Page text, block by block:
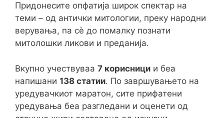
Придонесите опфатија широк спектар на
теми – од антички митологии, преку народни
верувања, па сè до помалку познати
митолошки ликови и преданија.
Вкупно учествуваа 7 корисници и беа
напишани 138 статии. По завршувањето на
уредувачкиот маратон, сите прифатени
уредувања беа разгледани и оценети од